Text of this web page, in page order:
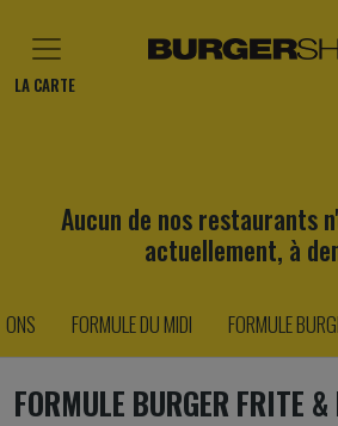
LA CARTE
Aucun de nos restaurants
actuellement, à
FORMULE DU MIDI FORMULE
FORMULE BURGER FRITE